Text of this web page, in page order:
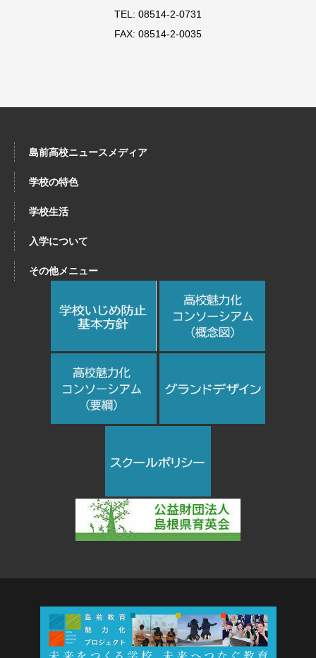
TEL: 08514-2-0731
FAX: 08514-2-0035
島前高校ニュースメディア
学校の特色
学校生活
入学について
その他メニュー